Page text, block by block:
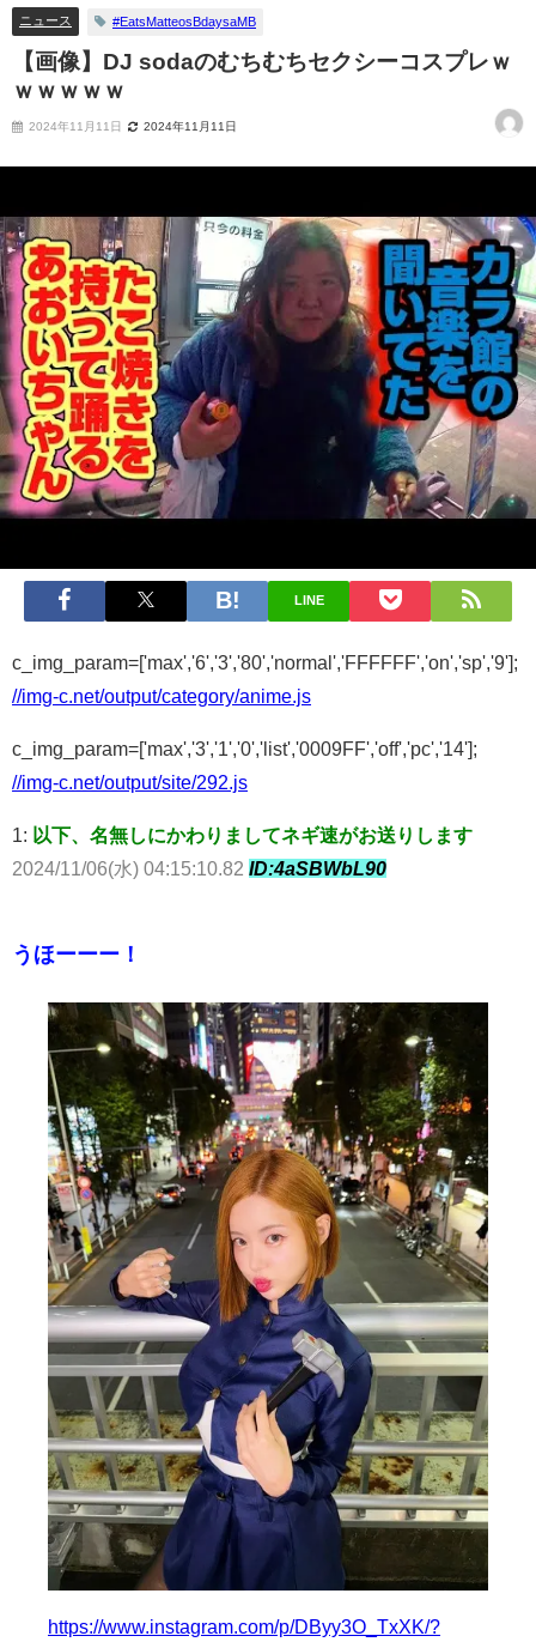
ニュース #EatsMatteosBdaysaMB
【画像】DJ sodaのむちむちセクシーコスプレｗ
ｗｗｗｗｗ
2024年11月11日 2024年11月11日
LINE
c_img_param=['max','6','3','80','normal','FFFFFF','on','sp','9'];
//img-c.net/output/category/anime.js
c_img_param=['max','3','1','0','list','0009FF','off','pc','14'];
//img-c.net/output/site/292.js
1: 以下、名無しにかわりましてネギ速がお送りします
2024/11/06(水) 04:15:10.82 ID:4aSBWbL90
うほーーー！
https://www.instagram.com/p/DByy3O_TxXK/?